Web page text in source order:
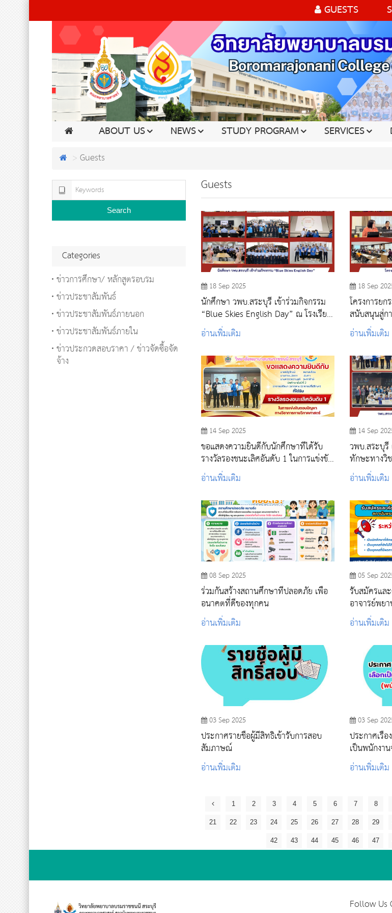
GUESTS
ABOUT US NEWS STUDY PROGRAM SERVICES
Guests
Guests
18 Sep 2025
นักศึกษา วพบ.สระบุรี เข้าร่วมกิจกรรม
“Blue Skies English Day” ณ โรงเรียน
นายเรืออากาศนวมินทกษัตริยาธิราช
จังหวัดสระบุรี
อ่านเพิ่มเติม
18 Sep
โครงการย
สนับสนุนสู่ก
อาชีพ
อ่านเพิ่มเติม
14 Sep 2025
ขอแสดงความยินดีกับนักศึกษาที่ได้รับ
รางวัลรองชนะเลิศอันดับ 1 ในการแข่งขัน
ตอบปัญหา ทางวิชาการกายวิภาคศาสตร์
อ่านเพิ่มเติม
14 Sep
วพบ.สระบุรี
ทักษะทางวิชาการ คณะพ
สถาบันพระ
อ่านเพิ่มเติม
08 Sep 2025
ร่วมกันสร้างสถานศึกษาที่ปลอดภัย เพื่อ
อนาคตที่ดีของทุกคน
อ่านเพิ่มเติม
05 Sep
รับสมัครแล
อาจารย์พยาบาล สถาบันพ
ชนก ประจำ
อ่านเพิ่มเติม
03 Sep 2025
ประกาศรายชื่อผู้มีสิทธิเข้ารับการสอบ
สัมภาษณ์
อ่านเพิ่มเติม
03 Sep
ประกาศเรื่
เป็นพนักงา
ทำความสะอ
อ่านเพิ่มเติม
1 2 3 4 5 6 7 8
21 22 23 24 25 26 27 28 29
42 43 44 45 46 47
Search
Categories
ข่าวการศึกษา/ หลักสูตรอบรม
ข่าวประชาสัมพันธ์
ข่าวประชาสัมพันธ์ภายนอก
ข่าวประชาสัมพันธ์ภายใน
ข่าวประกวดสอบราคา / ข่าวจัดซื้อจัด
จ้าง
Follow Us